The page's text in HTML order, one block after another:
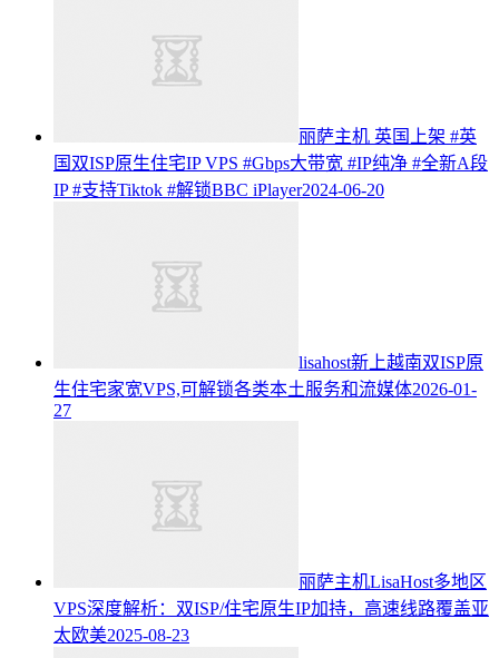
丽萨主机 英国上架 #英
国双ISP原生住宅IP VPS #Gbps大带宽 #IP纯净 #全新A段
IP #支持Tiktok #解锁BBC iPlayer2024-06-20
lisahost新上越南双ISP原
生住宅家宽VPS,可解锁各类本土服务和流媒体2026-01-
27
丽萨主机LisaHost多地区
VPS深度解析：双ISP/住宅原生IP加持，高速线路覆盖亚
太欧美2025-08-23